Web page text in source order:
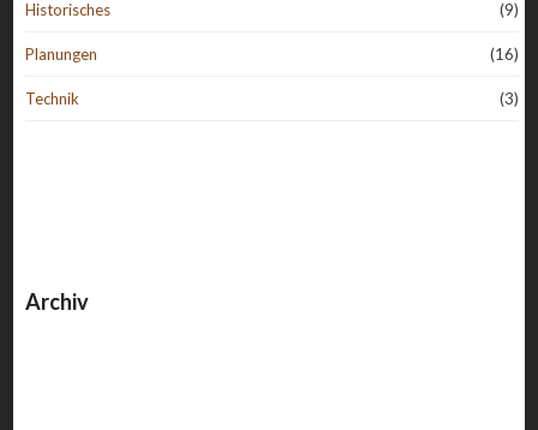
Historisches (9)
Planungen (16)
Technik (3)
Archiv